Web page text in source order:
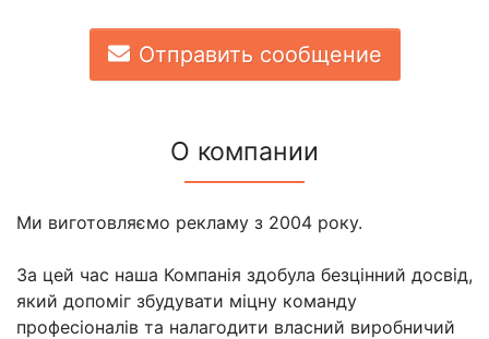
Отправить сообщение
О компании
Ми виготовляємо рекламу з 2004 року.
За цей час наша Компанія здобула безцінний досвід,
який допоміг збудувати міцну команду
професіоналів та налагодити власний виробничий